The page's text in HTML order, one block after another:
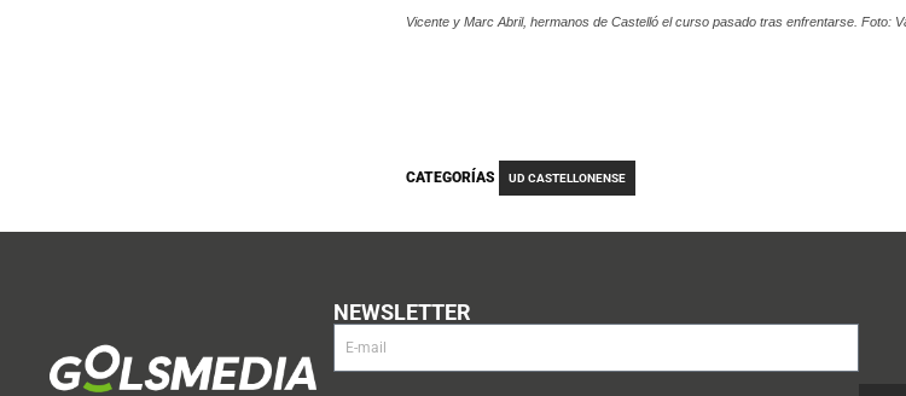
Vicente y Marc Abril, hermanos de Castelló el curso pasado tras enfrentarse. Foto:
CATEGORÍAS UD CASTELLONENSE
NEWSLETTER